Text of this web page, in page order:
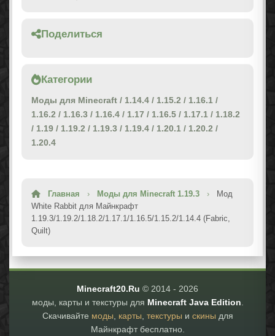
Поделиться
Категории
Моды для Minecraft / 1.14.4 / 1.15.2 / 1.16.1 /
1.16.2 / 1.16.3 / 1.16.4 / 1.17 / 1.16.5 / 1.17.1 / 1.18.2
/ 1.19 / 1.19.2 / 1.19.3 / 1.19.4 / 1.20.1 / 1.20.2 /
1.20.4
Главная › Моды для Minecraft 1.19.3 ›
Мод
White Rabbit для Майнкрафт
1.19.3/1.19.2/1.18.2/1.17.1/1.16.5/1.15.2/1.14.4 (Fabric,
Quilt)
Minecraft20.Ru © 2014 - 2026
моды, карты и текстуры для Minecraft Java Edition
Скачивайте моды карты текстуры и скины для
Майнкрафт бесплатно.